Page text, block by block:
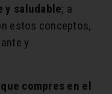
y saludable; a
estos conceptos,
y
compres en el